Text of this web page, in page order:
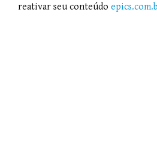
reativar seu conteúdo